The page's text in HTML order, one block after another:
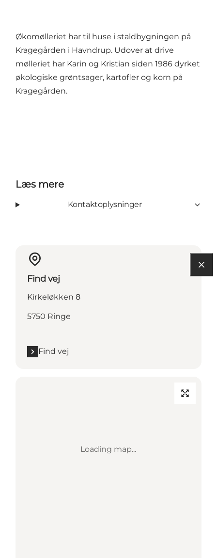
Økomølleriet har til huse i staldbygningen på
Kragegården i Havndrup. Udover at drive
mølleriet har Karin og Kristian siden 1986 dyrket
økologiske grøntsager, kartofler og korn på
Kragegården.
Læs mere
Kontaktoplysninger
Find vej
Kirkeløkken 8
5750 Ringe
Find vej
Loading map...